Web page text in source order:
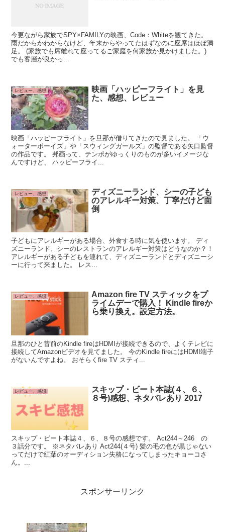
今更ながら家族でSPY×FAMILYの映画、Code：Whiteを観てきた。
雨だからかわからなけど、年末からやってたはずなのに座席はほぼ満
足。 (家族でも席離れて座ってるご家庭を何家族か見かけました。)
でも客層が良かっ...
レビュー、感想
映画「ハッピーフライト」を見
た、感想、レビュー
映画「ハッピーフライト」を旦那が借りてきたので見ました。 「ウ
ォーターボーイズ」や「スウィングガールズ」の監督である矢口監督
の作品です。 邦画って、テンポがゆっくりのものが多いイメージな
んですけど、 ハッピーフライ...
レビュー、感想
ディズニーランド、シーの子ども
のアレルギー対策、丁寧だけど面
倒
子どもにアレルギーがある場合、外食する時に気を使います。 ディ
ズニーランド、シーのレストランのアレルギー対策はどうなのか？！
アレルギーがある子どもを連れて、ディズニーランドとディズニーシ
ーに行って来ました。 レス...
レビュー、感想
Amazon fire TV スティックをプ
ライムデーで購入！ Kindle fireか
ら乗り換え。設定方法。
旦那のひと昔前のKindle fireはHDMIが接続できるので、よくテレビに
接続してAmazonビデオを見てました。 今のKindle fireにはHDMI端子
がないんですよね。 おそらくfire TV スティ...
レビュー、感想
スキップ・ビート本誌(４、６、
８号)感想、ネタバレあり 2017
スキップ・ビート本誌４、６、８号の感想です。 Act244～246 の
３話分です。 ※ネタバレあり Act244(４号) 髪の毛の色が黒じゃない
ってだけで紅葉のオーディション失格になってしまったキョーコさ
ん。...
スポンサーリンク